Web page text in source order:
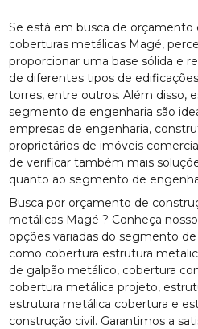
Se está em busca de orçamento
coberturas metálicas Magé,
proporcionar uma base sólida e
de diferentes tipos de
torres, entre outros. Além disso,
segmento de engenharia são
empresas de engenharia,
proprietários de imóveis
de verificar também mais
quanto ao segmento de
Busca por orçamento de
metálicas Magé ? Conheça
opções variadas do segmento
como cobertura estrutura
de galpão metálico, cobertura
cobertura metálica projeto,
estrutura metálica cobertura e
construção civil. Garantimos a